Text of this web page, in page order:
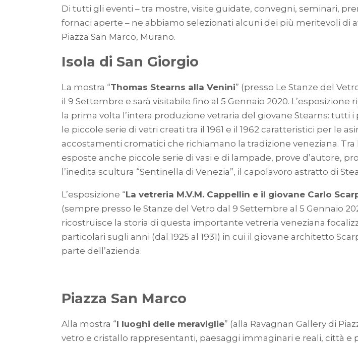
Di tutti gli eventi – tra mostre, visite guidate, convegni, seminari,
fornaci aperte – ne abbiamo selezionati alcuni dei più meritevoli di
Piazza San Marco, Murano.
Isola di San Giorgio
La mostra “Thomas Stearns alla Venini” (presso Le Stanze del
il 9 Settembre e sarà visitabile fino al 5 Gennaio 2020. L’esposizione
la prima volta l’intera produzione vetraria del giovane Stearns: tutti i
le piccole serie di vetri creati tra il 1961 e il 1962 caratteristici per le
accostamenti cromatici che richiamano la tradizione veneziana. Tra
esposte anche piccole serie di vasi e di lampade, prove d’autore,
l’inedita scultura “Sentinella di Venezia”, il capolavoro astratto di
L’esposizione “La vetreria M.V.M. Cappellin e il giovane Carlo
(sempre presso le Stanze del Vetro dal 9 Settembre al 5 Gennaio
ricostruisce la storia di questa importante vetreria veneziana
particolari sugli anni (dal 1925 al 1931) in cui il giovane architetto
parte dell’azienda.
Piazza San Marco
Alla mostra “I luoghi delle meraviglie” (alla Ravagnan Gallery di
vetro e cristallo rappresentanti, paesaggi immaginari e reali, città e